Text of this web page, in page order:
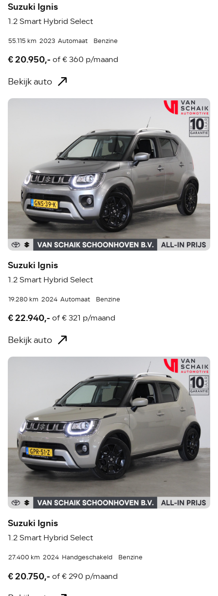
Suzuki Ignis
1.2 Smart Hybrid Select
55.115 km 2023 Automaat Benzine
€ 20.950,- of€ 360 p/maand
Bekijk auto
Suzuki Ignis
1.2 Smart Hybrid Select
19.280 km 2024 Automaat Benzine
€ 22.940,- of€ 321 p/maand
Bekijk auto
Suzuki Ignis
1.2 Smart Hybrid Select
27.400 km 2024 Handgeschakeld Benzine
€ 20.750,- of€ 290 p/maand